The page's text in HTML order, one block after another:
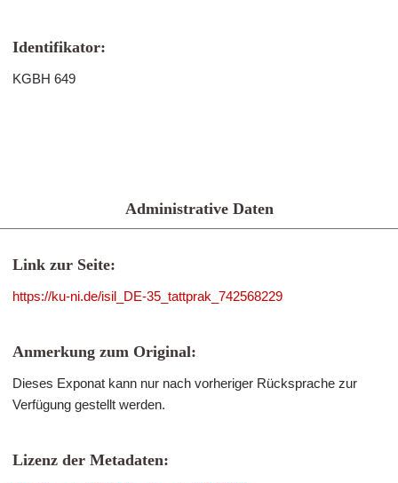
Identifikator:
KGBH 649
Administrative Daten
Link zur Seite:
https://ku-ni.de/isil_DE-35_tattprak_742568229
Anmerkung zum Original:
Dieses Exponat kann nur nach vorheriger Rücksprache zur
Verfügung gestellt werden.
Lizenz der Metadaten: